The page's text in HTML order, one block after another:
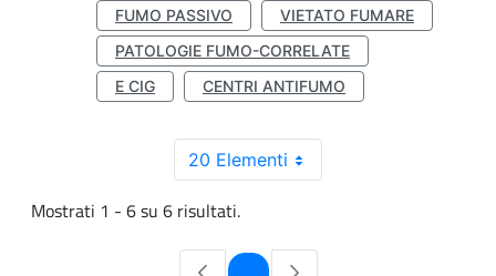
FUMO PASSIVO
VIETATO FUMARE
PATOLOGIE FUMO-CORRELATE
E CIG
CENTRI ANTIFUMO
20 Elementi
Mostrati 1 - 6 su 6 risultati.
Pagina